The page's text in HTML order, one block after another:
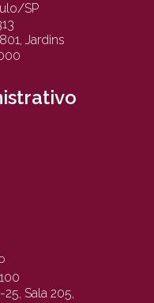
SP
Jardins
Sala 205,